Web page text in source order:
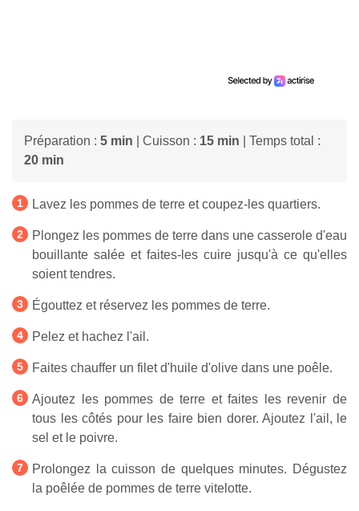
Préparation : 5 min | Cuisson : 15 min | Temps total :
20 min
Lavez les pommes de terre et coupez-les quartiers.
Plongez les pommes de terre dans une casserole d'eau
bouillante salée et faites-les cuire jusqu'à ce qu'elles
soient tendres.
Égouttez et réservez les pommes de terre.
Pelez et hachez l'ail.
Faites chauffer un filet d'huile d'olive dans une poêle.
Ajoutez les pommes de terre et faites les revenir de
tous les côtés pour les faire bien dorer. Ajoutez l'ail, le
sel et le poivre.
Prolongez la cuisson de quelques minutes. Dégustez
la poêlée de pommes de terre vitelotte.